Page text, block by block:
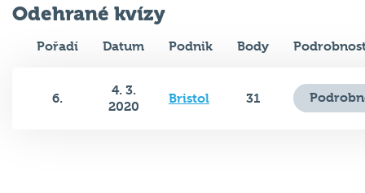
Odehrané kvízy
Pořadí Datum Podnik Body
6.
4. 3.
2020
Bristol 31